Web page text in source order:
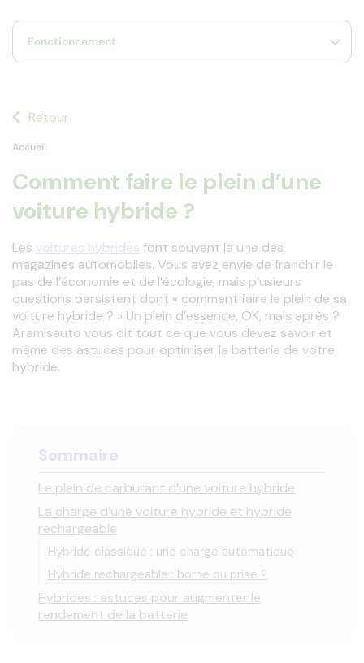
Fonctionnement
Retour
Accueil
Comment faire le plein d’une
voiture hybride ?
Les voitures hybrides font souvent la une des
magazines automobiles. Vous avez envie de franchir le
pas de l’économie et de l’écologie, mais plusieurs
questions persistent dont « comment faire le plein de sa
voiture hybride ? » Un plein d’essence, OK, mais après ?
Aramisauto vous dit tout ce que vous devez savoir et
même des astuces pour optimiser la batterie de votre
hybride.
Sommaire
Le plein de carburant d’une voiture hybride
La charge d’une voiture hybride et hybride
rechargeable
Hybride classique : une charge automatique
Hybride rechargeable : borne ou prise ?
Hybrides : astuces pour augmenter le
rendement de la batterie